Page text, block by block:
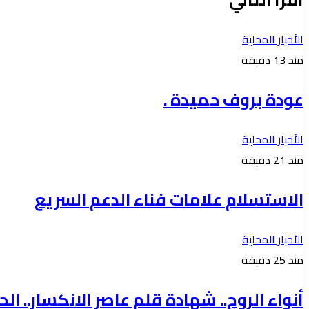
الأخبار المحلية
منذ 13 دقيقة
عودة بروف حميدة .
الأخبار المحلية
منذ 21 دقيقة
الاستسلام علامات فناء الدعم السريع
الأخبار المحلية
منذ 25 دقيقة
أنواء الروح.. شهادة قلم عاصر الانكسار.. الحلقة 52 شظايا